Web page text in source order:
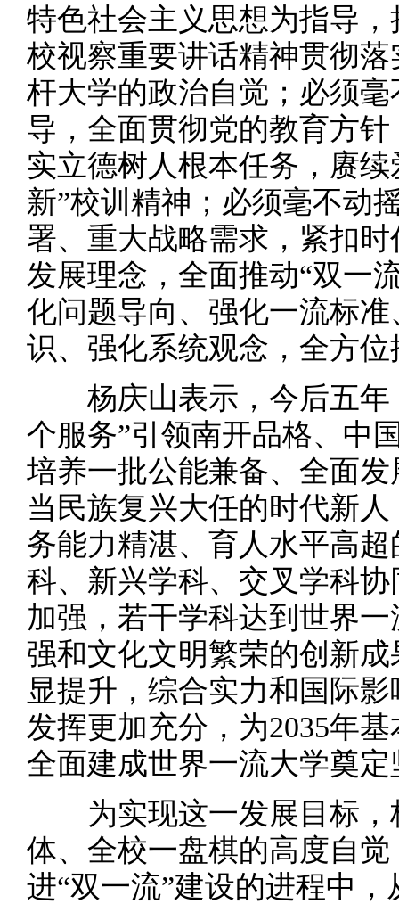
特色社会主义思想为指导
校视察重要讲话精神贯彻
杆大学的政治自觉；必须
导，全面贯彻党的教育方
实立德树人根本任务，赓
新”校训精神；必须毫不动
署、重大战略需求，紧扣
发展理念，全面推动“双一
化问题导向、强化一流标
识、强化系统观念，全方
杨庆山表示，今后五年
个服务”引领南开品格、中
培养一批公能兼备、全面
当民族复兴大任的时代新
务能力精湛、育人水平高
科、新兴学科、交叉学科
加强，若干学科达到世界
强和文化文明繁荣的创新
显提升，综合实力和国际
发挥更加充分，为2035年
全面建成世界一流大学奠
为实现这一发展目标，
体、全校一盘棋的高度自
进“双一流”建设的进程中